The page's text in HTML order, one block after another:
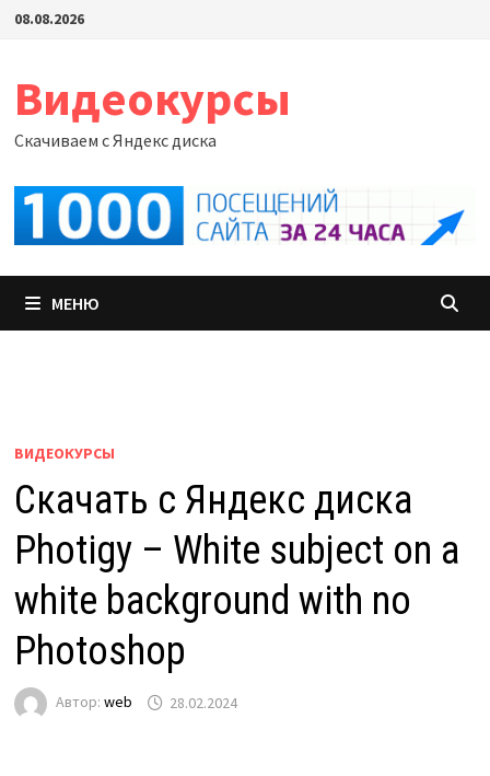
Перейти
08.08.2026
Видеокурсы
Скачиваем с Яндекс диска
МЕНЮ
ВИДЕОКУРСЫ
Скачать с Яндекс диска
Photigy – White subject on a
white background with no
Photoshop
Автор: web 28.02.2024